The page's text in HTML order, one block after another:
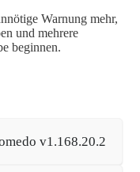
Warnung mehr,
und mehrere
beginnen.
v1.168.20.2